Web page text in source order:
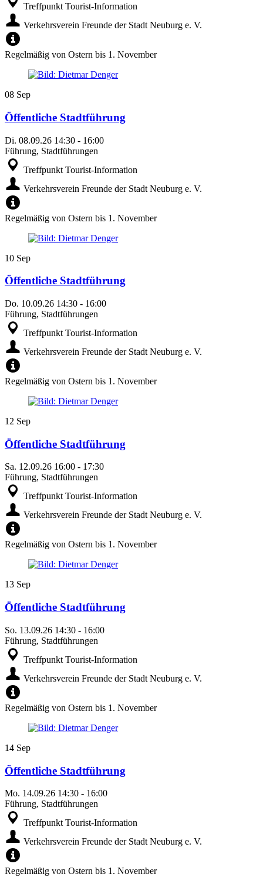
Treffpunkt Tourist-Information
Verkehrsverein Freunde der Stadt Neuburg e. V.
Regelmäßig von Ostern bis 1. November
08 Sep
Öffentliche Stadtführung
Di. 08.09.26 14:30 - 16:00
Führung, Stadtführungen
Treffpunkt Tourist-Information
Verkehrsverein Freunde der Stadt Neuburg e. V.
Regelmäßig von Ostern bis 1. November
10 Sep
Öffentliche Stadtführung
Do. 10.09.26 14:30 - 16:00
Führung, Stadtführungen
Treffpunkt Tourist-Information
Verkehrsverein Freunde der Stadt Neuburg e. V.
Regelmäßig von Ostern bis 1. November
12 Sep
Öffentliche Stadtführung
Sa. 12.09.26 16:00 - 17:30
Führung, Stadtführungen
Treffpunkt Tourist-Information
Verkehrsverein Freunde der Stadt Neuburg e. V.
Regelmäßig von Ostern bis 1. November
13 Sep
Öffentliche Stadtführung
So. 13.09.26 14:30 - 16:00
Führung, Stadtführungen
Treffpunkt Tourist-Information
Verkehrsverein Freunde der Stadt Neuburg e. V.
Regelmäßig von Ostern bis 1. November
14 Sep
Öffentliche Stadtführung
Mo. 14.09.26 14:30 - 16:00
Führung, Stadtführungen
Treffpunkt Tourist-Information
Verkehrsverein Freunde der Stadt Neuburg e. V.
Regelmäßig von Ostern bis 1. November